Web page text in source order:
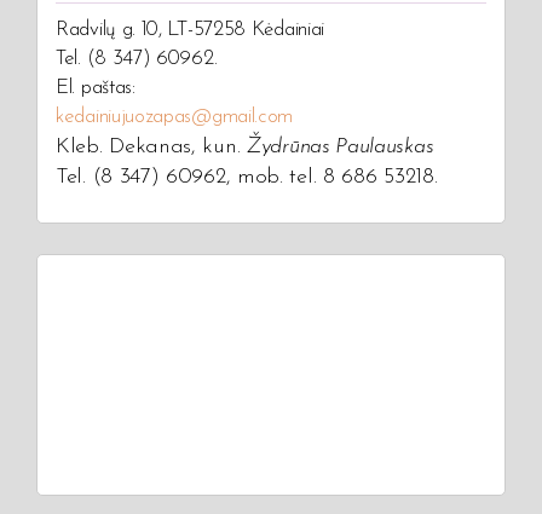
Radvilų g. 10, LT-57258 Kėdainiai
Tel. (8 347) 60962.
El. paštas:
kedainiujuozapas@gmail.com
Kleb. Dekanas, kun. Žydrūnas Paulauskas
Tel. (8 347) 60962, mob. tel. 8 686 53218.